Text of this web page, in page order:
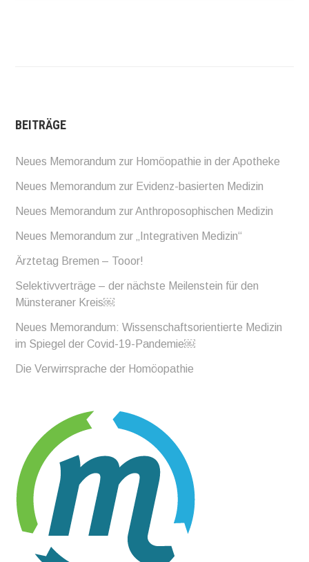
BEITRÄGE
Neues Memorandum zur Homöopathie in der Apotheke
Neues Memorandum zur Evidenz-basierten Medizin
Neues Memorandum zur Anthroposophischen Medizin
Neues Memorandum zur „Integrativen Medizin“
Ärztetag Bremen – Tooor!
Selektivverträge – der nächste Meilenstein für den
Münsteraner Kreis￼
Neues Memorandum: Wissenschaftsorientierte Medizin
im Spiegel der Covid-19-Pandemie￼
Die Verwirrsprache der Homöopathie